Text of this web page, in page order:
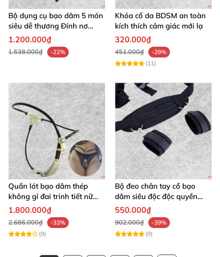
Nếu bạn đang tìm một chiếc vòng cổ da đen
, chất liệu tốt , thiết kế quyền lực
mang lại trải nghiệm
đặc biệt , đây là lựa chọn
mà bạn không nên bỏ qua. Hãy đặt mua ngay
và tự tin thể hiện phong cách độc đáocủa
riêng bạn .
Bộ dụng cụ bạo dâm 5 món
siêu dễ thương Đính nơ
quyến rũ kích thích
1.200.000₫
1.538.000₫ -22%
Khóa cổ da BDSM an toàn
kích thích cảm giác mới lạ
320.000₫
451.000₫
-29%
(11)
Quần lót bạo dâm thép
không gỉ đai trinh tiết nữ
sexy kích thích
1.800.000₫
2.686.000₫
-33%
(9)
Bộ đeo chân tay cổ bạo
dâm siêu độc độc quyền
thoả mãn
550.000₫
902.000₫
-39%
(9)